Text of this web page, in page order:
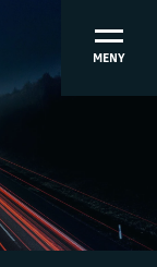
MENY